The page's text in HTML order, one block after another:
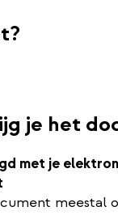
je het
met je
meestal